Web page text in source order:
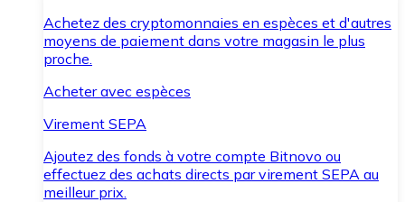
Achetez des cryptomonnaies en espèces et d'autres
moyens de paiement dans votre magasin le plus
proche.
Acheter avec espèces
Virement SEPA
Ajoutez des fonds à votre compte Bitnovo ou
effectuez des achats directs par virement SEPA au
meilleur prix.